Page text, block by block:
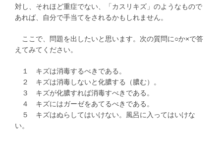
対し、それほど重症でない、「カスリキズ」のようなもので
あれば、自分で手当てをされるかもしれません。
ここで、問題を出したいと思います。次の質問に○か×で答
えてみてください。
１ キズは消毒するべきである。
２ キズは消毒しないと化膿する（膿む）。
３ キズが化膿すれば消毒すべきである。
４ キズにはガーゼをあてるべきである。
５ キズはぬらしてはいけない。風呂に入ってはいけな
い。